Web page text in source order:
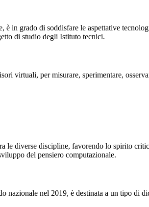
in grado di soddisfare le aspettative
di studio degli Istituto tecnici.
virtuali, per misurare, sperimentare,
le diverse discipline, favorendo lo spirito
del pensiero computazionale.
nazionale nel 2019, è destinata a un tipo